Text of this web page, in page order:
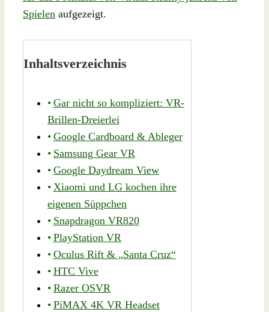
Spielen aufgezeigt.
Inhaltsverzeichnis
Gar nicht so kompliziert: VR-
Brillen-Dreierlei
Google Cardboard & Ableger
Samsung Gear VR
Google Daydream View
Xiaomi und LG kochen ihre
eigenen Süppchen
Snapdragon VR820
PlayStation VR
Oculus Rift & „Santa Cruz“
HTC Vive
Razer OSVR
PiMAX 4K VR Headset